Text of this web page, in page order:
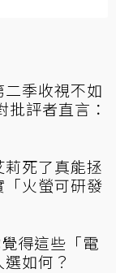
二季收視不如
評者直言：
莉死了真能拯
火螢可研發
得這些「電
如何？